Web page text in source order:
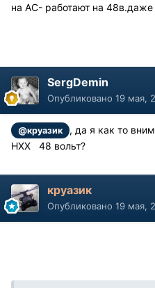
на АС- работают на
SergDemin
Опубликовано 19 мая,
@круазик
, да я как то
НХХ 48 вольт?
круазик
Опубликовано 19 мая,